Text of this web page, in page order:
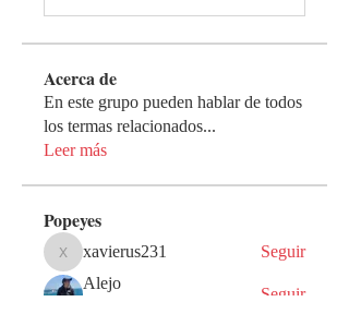
Acerca de
En este grupo pueden hablar de todos
los termas relacionados...
Leer más
Popeyes
xavierus231
xavierus231
Seguir
Alejo
Seguir